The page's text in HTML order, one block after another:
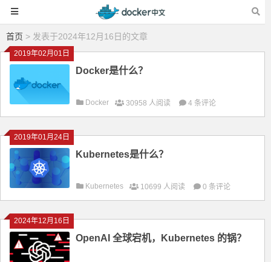
首页 > 发表于2024年12月16日的文章
2019年02月01日
Docker是什么？
Docker 30958 人阅读 4 条评论
2019年01月24日
Kubernetes是什么？
Kubernetes 10699 人阅读 0 条评论
2024年12月16日
OpenAI 全球宕机，Kubernetes 的锅？